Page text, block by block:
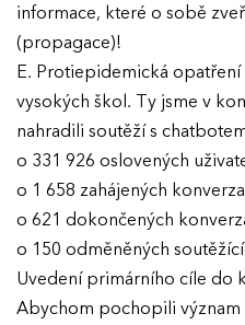
informace, které o sobě
(propagace)!
E. Protiepidemická
vysokých škol. Ty jsme v
nahradili soutěží s
o 331 926 oslovených
o 1 658 zahájených
o 621 dokončených
o 150 odměněných
Uvedení primárního cíle do
Abychom pochopili význam